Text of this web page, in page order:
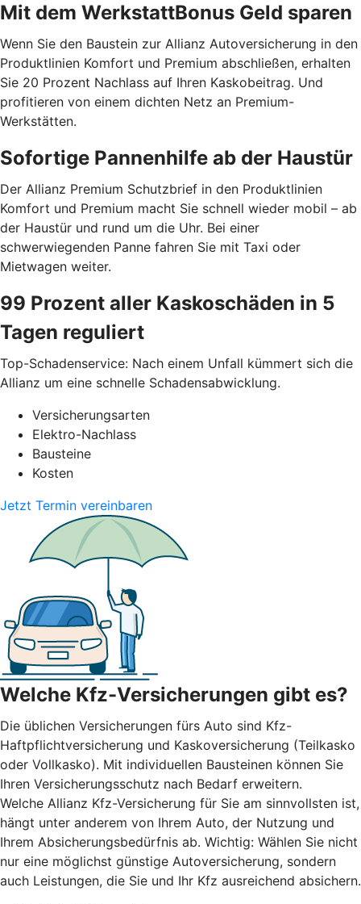
Mit dem WerkstattBonus Geld sparen
Wenn Sie den Baustein zur Allianz Autoversicherung in den
Produktlinien Komfort und Premium abschließen, erhalten
Sie 20 Prozent Nachlass auf Ihren Kaskobeitrag. Und
profitieren von einem dichten Netz an Premium-
Werkstätten.
Sofortige Pannenhilfe ab der Haustür
Der Allianz Premium Schutzbrief in den Produktlinien
Komfort und Premium macht Sie schnell wieder mobil – ab
der Haustür und rund um die Uhr. Bei einer
schwerwiegenden Panne fahren Sie mit Taxi oder
Mietwagen weiter.
99 Prozent aller Kaskoschäden in 5
Tagen reguliert
Top-Schadenservice: Nach einem Unfall kümmert sich die
Allianz um eine schnelle Schadensabwicklung.
Versicherungsarten
Elektro-Nachlass
Bausteine
Kosten
Jetzt Termin vereinbaren
Welche Kfz-Versicherungen gibt es?
Die üblichen Versicherungen fürs Auto sind Kfz-
Haftpflichtversicherung und Kaskoversicherung (Teilkasko
oder Vollkasko). Mit individuellen Bausteinen können Sie
Ihren Versicherungsschutz nach Bedarf erweitern.
Welche Allianz Kfz-Versicherung für Sie am sinnvollsten ist,
hängt unter anderem von Ihrem Auto, der Nutzung und
Ihrem Absicherungsbedürfnis ab. Wichtig: Wählen Sie nicht
nur eine möglichst günstige Autoversicherung, sondern
auch Leistungen, die Sie und Ihr Kfz ausreichend absichern.